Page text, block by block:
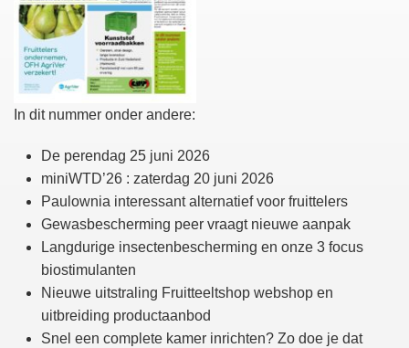
In dit nummer onder andere:
De perendag 25 juni 2026
miniWTD’26 : zaterdag 20 juni 2026
Paulownia interessant alternatief voor fruittelers
Gewasbescherming peer vraagt nieuwe aanpak
Langdurige insectenbescherming en onze 3 focus
biostimulanten
Nieuwe uitstraling Fruitteeltshop webshop en
uitbreiding productaanbod
Snel een complete kamer inrichten? Zo doe je dat